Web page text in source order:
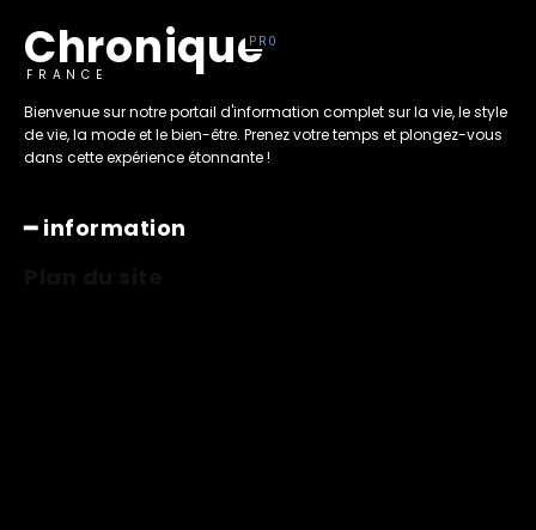
Chronique
FRANCE
Bienvenue sur notre portail d'information complet sur la vie, le style
de vie, la mode et le bien-être. Prenez votre temps et plongez-vous
dans cette expérience étonnante !
━ information